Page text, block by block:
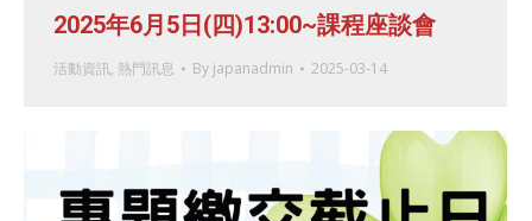
2025年6月5日(四)13:00~課程座談會
活動資訊, 熱門訊息 By japanadmin 2025-03-14